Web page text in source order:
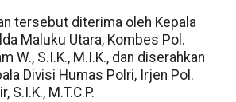
tersebut diterima oleh Kepala
Maluku Utara, Kombes Pol.
W., S.I.K., M.I.K., dan diserahkan
Divisi Humas Polri, Irjen Pol.
S.I.K., M.T.C.P.